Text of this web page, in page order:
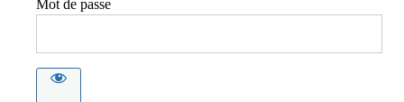
Mot de passe